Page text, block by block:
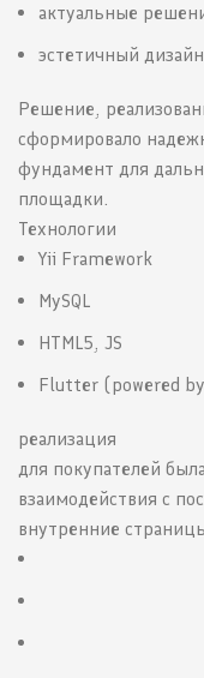
актуальные
эстетичный дизайн
Решение,
сформировало
фундамент для
площадки.
Технологии
Yii Framework
MySQL
HTML5, JS
Flutter (powered
реализация
для покупателей
взаимодействия с
внутренние